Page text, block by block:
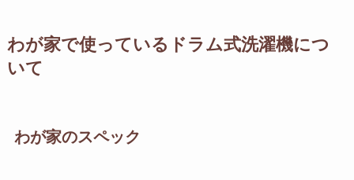
わが家で使っているドラム式洗濯機につ
いて
わが家のスペック